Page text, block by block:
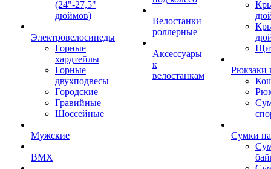
(24"-27,5"
дюймов)
Электровелосипеды
Горные
хардтейлы
Горные
двухподвесы
Городские
Гравийные
Шоссейные
Мужские
BMX
Велостанки
роллерные
Аксессуары
к
велостанкам
Рюкзаки
Сумки